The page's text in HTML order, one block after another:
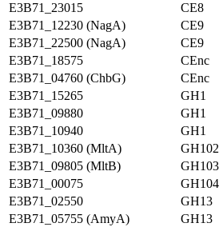
E3B71_23015
CE8
E3B71_12230 (NagA)
CE9
E3B71_22500 (NagA)
CE9
E3B71_18575
CEnc
E3B71_04760 (ChbG)
CEnc
E3B71_15265
GH1
E3B71_09880
GH1
E3B71_10940
GH1
E3B71_10360 (MltA)
GH102
E3B71_09805 (MltB)
GH103
E3B71_00075
GH104
E3B71_02550
GH13
E3B71_05755 (AmyA)
GH13